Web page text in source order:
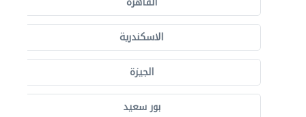
الاسكندرية
الجيزة
بور سعيد